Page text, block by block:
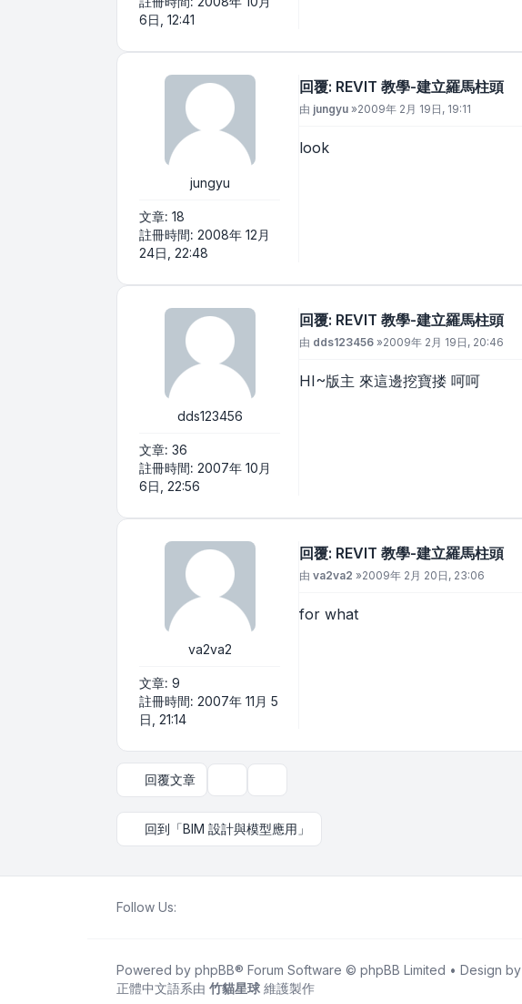
6日, 12:41
jungyu
文章: 18
註冊時間: 2008年 12月
24日, 22:48
回覆: REVIT 教學-建立羅馬柱頭
文章
由 jungyu »2009年 2月 19日, 19:11
look
dds123456
文章: 36
註冊時間: 2007年 10月
6日, 22:56
回覆: REVIT 教學-建立羅馬柱頭
文章
由 dds123456 »2009年 2月 19日, 20:46
HI~版主 來這邊挖寶搂 呵呵
va2va2
文章: 9
註冊時間: 2007年 11月 5
日, 21:14
回覆: REVIT 教學-建立羅馬柱頭
文章
由 va2va2 »2009年 2月 20日, 23:06
for what
回覆文章
回到「BIM 設計與模型應用」
Follow Us:
Powered by phpBB® Forum Software © phpBB Limited • Design by
正體中文語系由 竹貓星球 維護製作